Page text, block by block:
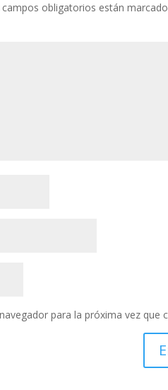
campos obligatorios están
para la próxima vez que